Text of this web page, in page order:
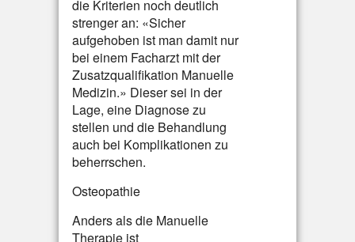
die Kriterien noch deutlich
strenger an: «Sicher
aufgehoben ist man damit nur
bei einem Facharzt mit der
Zusatzqualifikation Manuelle
Medizin.» Dieser sei in der
Lage, eine Diagnose zu
stellen und die Behandlung
auch bei Komplikationen zu
beherrschen.
Osteopathie
Anders als die Manuelle
Therapie ist